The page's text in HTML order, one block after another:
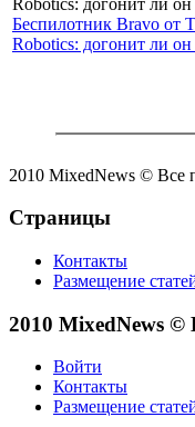
Беспилотник Bravo от
Robotics: догонит ли
2010 MixedNews © Все
Страницы
Контакты
Размещение
2010 MixedNews
Войти
Контакты
Размещение